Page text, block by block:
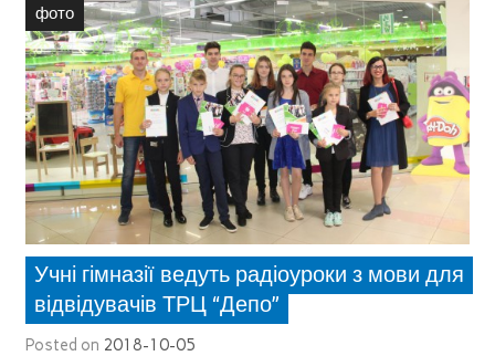
фото
Учні гімназії ведуть радіоуроки з мови для
відвідувачів ТРЦ “Депо”
Posted on 2018-10-05